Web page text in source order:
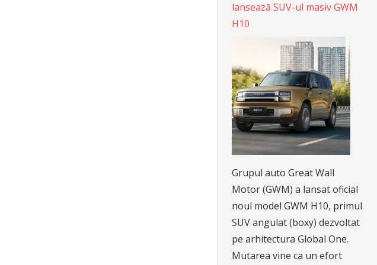
lansează SUV-ul masiv GWM
H10
Grupul auto Great Wall
Motor (GWM) a lansat oficial
noul model GWM H10, primul
SUV angulat (boxy) dezvoltat
pe arhitectura Global One.
Mutarea vine ca un efort